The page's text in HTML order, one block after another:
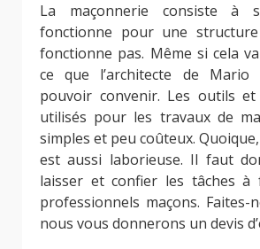
La maçonnerie consiste à
fonctionne pour une
fonctionne pas. Même si cela
ce que l’architecte de Mario
pouvoir convenir. Les outils
utilisés pour les travaux de
simples et peu coûteux.
est aussi laborieuse. Il faut
laisser et confier les tâches à
professionnels maçons. Faites-
nous vous donnerons un devis